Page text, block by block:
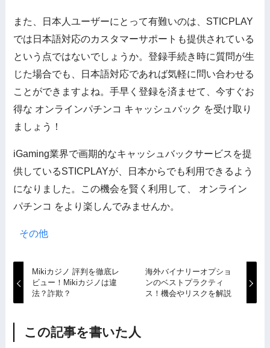
また、日本人ユーザーにとって有難いのは、STICPLAY
では日本語対応のカスタマーサポートも提供されている
という点ではないでしょうか。登録手続き時に質問が生
じた場合でも、日本語対応であれば気軽に問い合わせる
ことができますよね。手早く登録を済ませて、今すぐお
得な オンラインパチンコ キャッシュバック を受け取り
ましょう！
iGaming業界で画期的なキャッシュバックサービスを提
供しているSTICPLAYが、日本からでも利用できるよう
になりました。この機会を賢く利用して、 オンライン
パチンコ をより楽しんでみませんか。
その他
Mikiカジノ 評判を徹底レ
ビュー！Mikiカジノは違
法？詐欺？
海外バイナリーオプショ
ンのベストプラクティ
ス！機会やリスクを解説
この記事を書いた人